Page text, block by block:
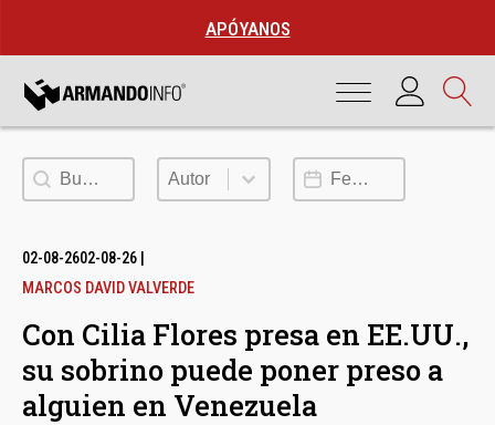
APÓYANOS
Buscar Autor
Autor Fecha de publicación
02-08-2602-08-26
MARCOS DAVID VALVERDE
Con Cilia Flores presa en EE.UU.,
su sobrino puede poner preso a
alguien en Venezuela